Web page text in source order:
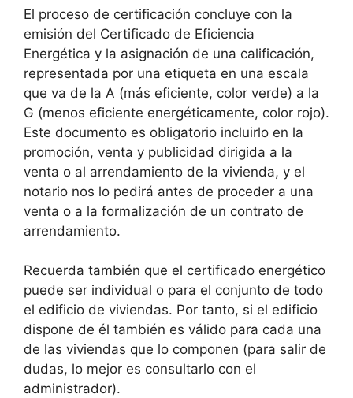
El proceso de certificación concluye con la
emisión del Certificado de Eficiencia
Energética y la asignación de una calificación,
representada por una etiqueta en una escala
que va de la A (más eficiente, color verde) a la
G (menos eficiente energéticamente, color rojo).
Este documento es obligatorio incluirlo en la
promoción, venta y publicidad dirigida a la
venta o al arrendamiento de la vivienda, y el
notario nos lo pedirá antes de proceder a una
venta o a la formalización de un contrato de
arrendamiento.
Recuerda también que el certificado energético
puede ser individual o para el conjunto de todo
el edificio de viviendas. Por tanto, si el edificio
dispone de él también es válido para cada una
de las viviendas que lo componen (para salir de
dudas, lo mejor es consultarlo con el
administrador).